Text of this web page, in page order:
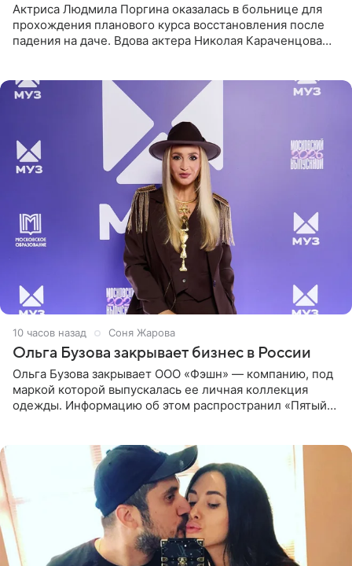
Актриса Людмила Поргина оказалась в больнице для
прохождения планового курса восстановления после
падения на даче. Вдова актера Николая Караченцова
10 часов назад Соня Жарова
Ольга Бузова закрывает бизнес в России
Ольга Бузова закрывает ООО «Фэшн» — компанию, под
маркой которой выпускалась ее личная коллекция
одежды. Информацию об этом распространил «Пятый